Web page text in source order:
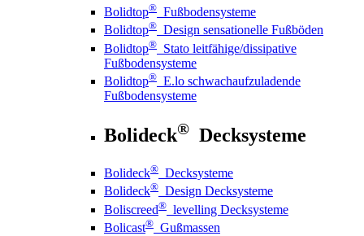
Bolidtop® Fußbodensysteme
Bolidtop® Design sensationelle Fußböden
Bolidtop® Stato leitfähige/dissipative
Fußbodensysteme
Bolidtop® E.lo schwachaufzuladende
Fußbodensysteme
Bolideck® Decksysteme
Bolideck® Decksysteme
Bolideck® Design Decksysteme
Boliscreed® levelling Decksysteme
Bolicast® Gußmassen